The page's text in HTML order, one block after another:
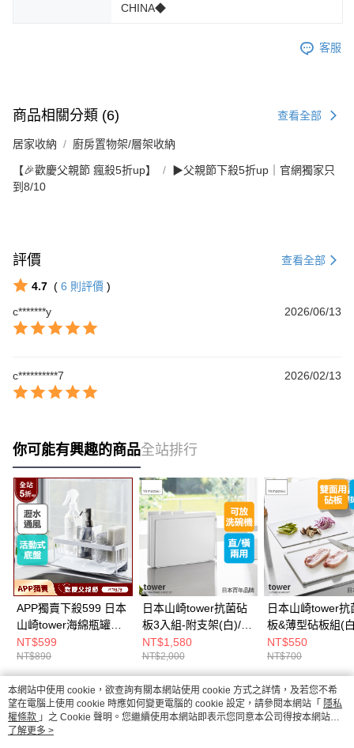
CHINA◆
客服
商品相關分類 (6) 查看全部
居家收納 廚房置物架/層架收納
【🎉歡慶父親節 瘋殺5折up】
▶父親節下殺5折up｜官網獨家只
到8/10
評價 查看全部
4.7 ( 6 則評價 )
c*******y
2026/06/13
c**********7 2026/02/13
你可能有興趣的商品全站排行
APP獨賣下殺599 日本
山崎tower海綿瓶罐置
物架(白)/瓶罐架/海綿
架/海綿瀝水架/海綿置
物架/廚房收納架
NT$599
NT$890
日本山崎tower抗菌砧
板3入組-附支架(白)/砧
板組/抗菌砧板/廚房砧
板
NT$1,580
NT$2,000
日本山崎tower抗
板&薄型砧板組(
面砧板/薄砧板/砧
NT$550
NT$700
熱門標籤
本網站中使用 cookie，欲查詢有關本網站使用 cookie 方式之詳情，及若您不希
望在電腦上使用 cookie 時應如何變更電腦的 cookie 設定，請參閱本網站「 隱私
權條款 」之 Cookie 聲明。您繼續使用本網站即表示您同意本公司得按本網站使
用條款之 Cookie 聲明使用 cookie。
了解更多 >